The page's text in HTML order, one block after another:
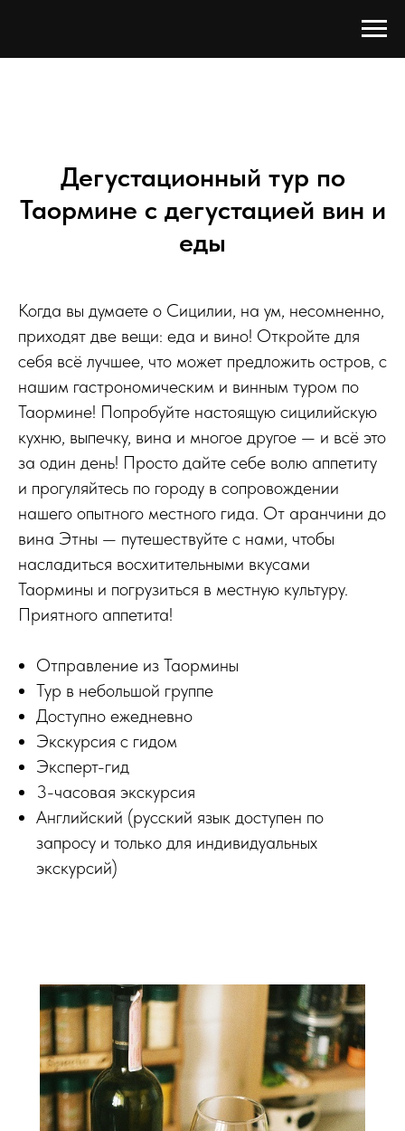
Дегустационный тур по
Таормине с дегустацией вин и
еды
Когда вы думаете о Сицилии, на ум, несомненно,
приходят две вещи: еда и вино! Откройте для
себя всё лучшее, что может предложить остров, с
нашим гастрономическим и винным туром по
Таормине! Попробуйте настоящую сицилийскую
кухню, выпечку, вина и многое другое — и всё это
за один день! Просто дайте себе волю аппетиту
и прогуляйтесь по городу в сопровождении
нашего опытного местного гида. От аранчини до
вина Этны — путешествуйте с нами, чтобы
насладиться восхитительными вкусами
Таормины и погрузиться в местную культуру.
Приятного аппетита!
Отправление из Таормины
Тур в небольшой группе
Доступно ежедневно
Экскурсия с гидом
Эксперт-гид
3-часовая экскурсия
Английский (русский язык доступен по
запросу и только для индивидуальных
экскурсий)